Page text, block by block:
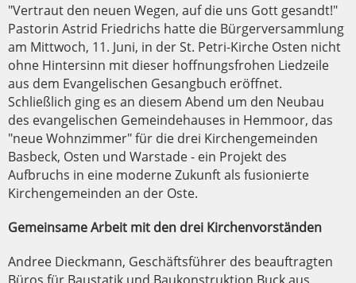
"Vertraut den neuen Wegen, auf die uns Gott gesandt!"
Pastorin Astrid Friedrichs hatte die Bürgerversammlung
am Mittwoch, 11. Juni, in der St. Petri-Kirche Osten nicht
ohne Hintersinn mit dieser hoffnungsfrohen Liedzeile
aus dem Evangelischen Gesangbuch eröffnet.
Schließlich ging es an diesem Abend um den Neubau
des evangelischen Gemeindehauses in Hemmoor, das
"neue Wohnzimmer" für die drei Kirchengemeinden
Basbeck, Osten und Warstade - ein Projekt des
Aufbruchs in eine moderne Zukunft als fusionierte
Kirchengemeinden an der Oste.
Gemeinsame Arbeit mit den drei Kirchenvorständen
Andree Dieckmann, Geschäftsführer des beauftragten